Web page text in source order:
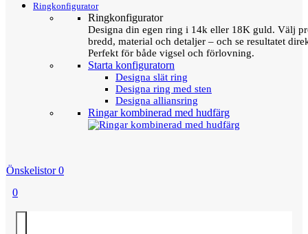
Ringkonfigurator
Ringkonfigurator
Designa din egen ring i 14k eller 18K guld. Välj
bredd, material och detaljer – och se resultatet
Perfekt för både vigsel och förlovning.
Starta konfiguratorn
Designa slät ring
Designa ring med sten
Designa alliansring
Ringar kombinerad med hudfärg
Önskelistor 0
0